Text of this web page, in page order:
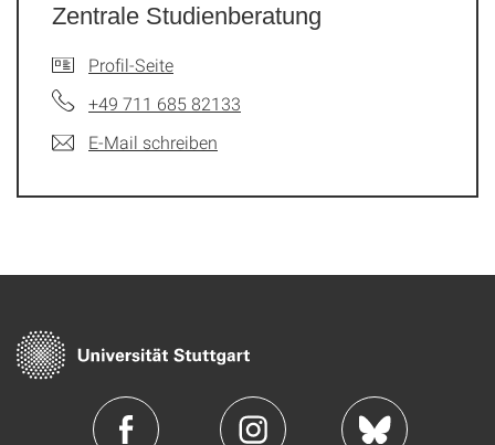
Zentrale Studienberatung
Profil-Seite
+49 711 685 82133
E-Mail schreiben